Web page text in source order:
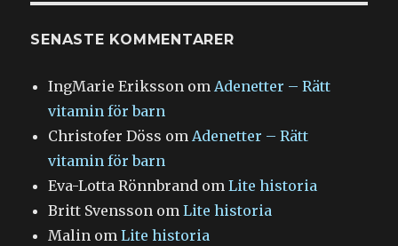
SENASTE KOMMENTARER
IngMarie Eriksson omAdenetter – Rätt
vitamin för barn
Christofer Döss omAdenetter – Rätt
vitamin för barn
Eva-Lotta Rönnbrand omLite historia
Britt Svensson omLite historia
Malin omLite historia